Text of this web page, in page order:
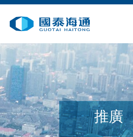
業務概覽
環境、社會及企業管治 國泰海通證券
推廣